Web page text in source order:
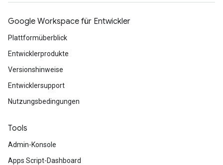
Google Workspace für Entwickler
Plattformüberblick
Entwicklerprodukte
Versionshinweise
Entwicklersupport
Nutzungsbedingungen
Tools
Admin-Konsole
Apps Script-Dashboard